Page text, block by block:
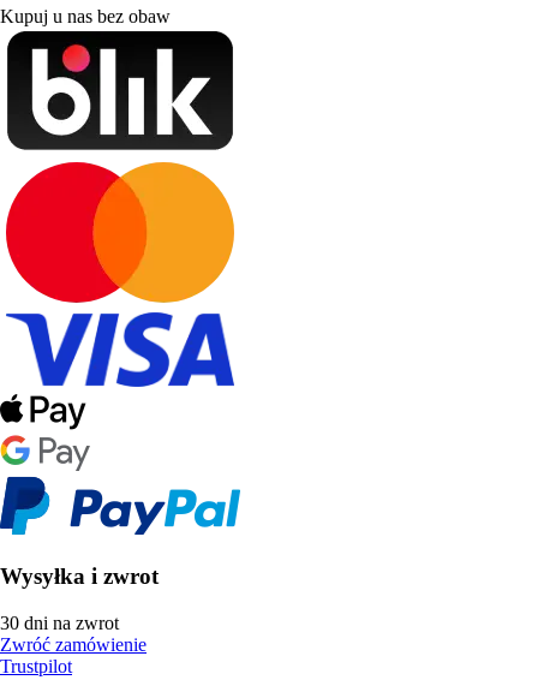
Kupuj u nas bez obaw
Wysyłka i zwrot
30 dni na zwrot
Zwróć zamówienie
Trustpilot